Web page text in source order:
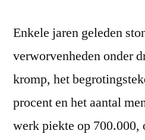
Enkele jaren geleden
verworvenheden onder
kromp, het
procent en het aantal
werk piekte op 700.000,